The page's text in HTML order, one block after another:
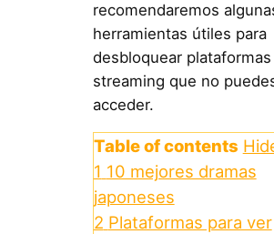
recomendaremos
herramientas útiles para
desbloquear plataformas
streaming que no
acceder.
Table of contents
1 10 mejores dramas
japoneses
2 Plataformas para ver